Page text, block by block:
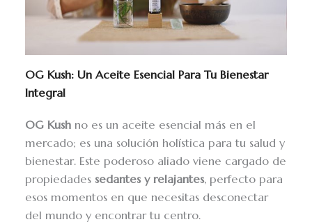
OG Kush: Un Aceite Esencial Para Tu Bienestar
Integral
OG Kush no es un aceite esencial más en el
mercado; es una solución holística para tu salud y
bienestar. Este poderoso aliado viene cargado de
propiedades sedantes y relajantes, perfecto para
esos momentos en que necesitas desconectar
del mundo y encontrar tu centro.